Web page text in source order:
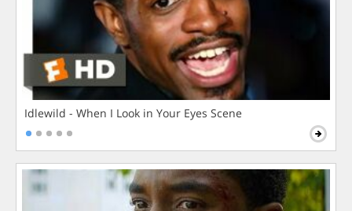
Idlewild - When I Look in Your Eyes Scene